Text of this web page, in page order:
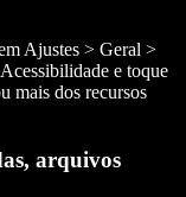
Ajustes > Geral >
e toque
mais dos recursos
arquivos